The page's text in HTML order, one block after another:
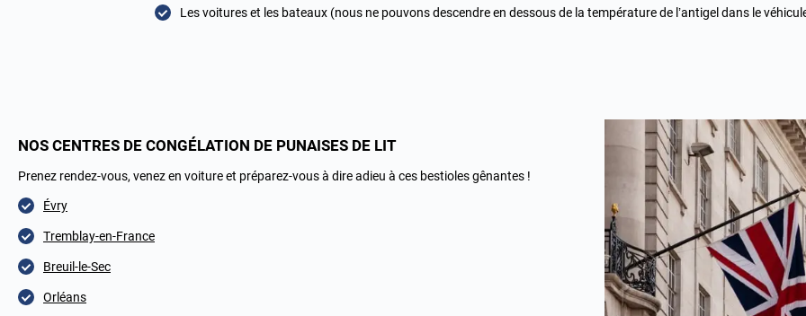
Les voitures et les bateaux (nous ne pouvons descendre en dessous de la température de l’antigel dans le
NOS CENTRES DE CONGÉLATION DE PUNAISES DE LIT
Prenez rendez-vous, venez en voiture et préparez-vous à dire adieu à ces bestioles gênantes !
Évry
Tremblay-en-France
Breuil-le-Sec
Orléans